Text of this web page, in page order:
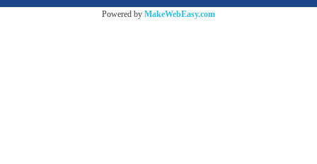
Powered by MakeWebEasy.com